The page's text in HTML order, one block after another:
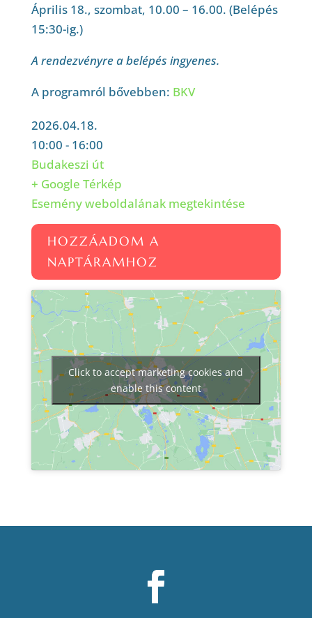
Április 18., szombat, 10.00 – 16.00. (Belépés
15:30-ig.)
A rendezvényre a belépés ingyenes.
A programról bővebben: BKV
2026.04.18.
10:00 - 16:00
Budakeszi út
+ Google Térkép
Esemény weboldalának megtekintése
HOZZÁADOM A
NAPTÁRAMHOZ
Click to accept marketing cookies and
enable this content